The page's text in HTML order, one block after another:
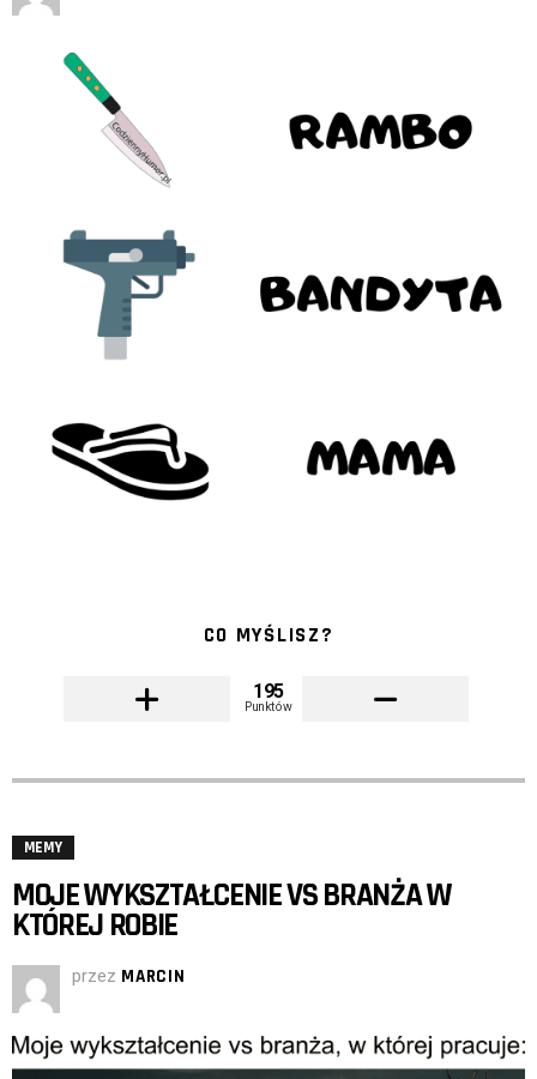
CO MYŚLISZ?
195
Punktów
MEMY
MOJE WYKSZTAŁCENIE VS BRANŻA W
KTÓREJ ROBIE
przez MARCIN